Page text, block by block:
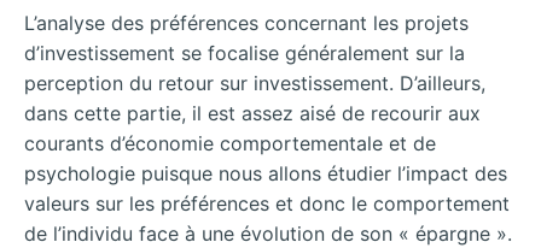
L’analyse des préférences concernant les projets
d’investissement se focalise généralement sur la
perception du retour sur investissement. D’ailleurs,
dans cette partie, il est assez aisé de recourir aux
courants d’économie comportementale et de
psychologie puisque nous allons étudier l’impact des
valeurs sur les préférences et donc le comportement
de l’individu face à une évolution de son « épargne ».